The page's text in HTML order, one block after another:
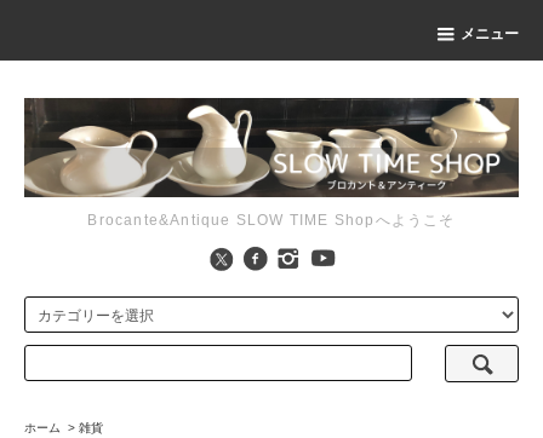
メニュー
Brocante&Antique SLOW TIME Shopへようこそ
ホーム > 雑貨